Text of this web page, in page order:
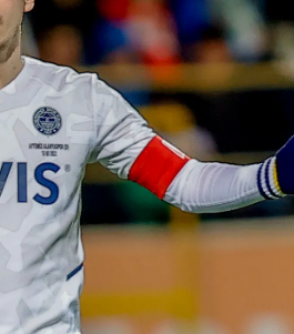
ilgili bilgi almak için lütfen